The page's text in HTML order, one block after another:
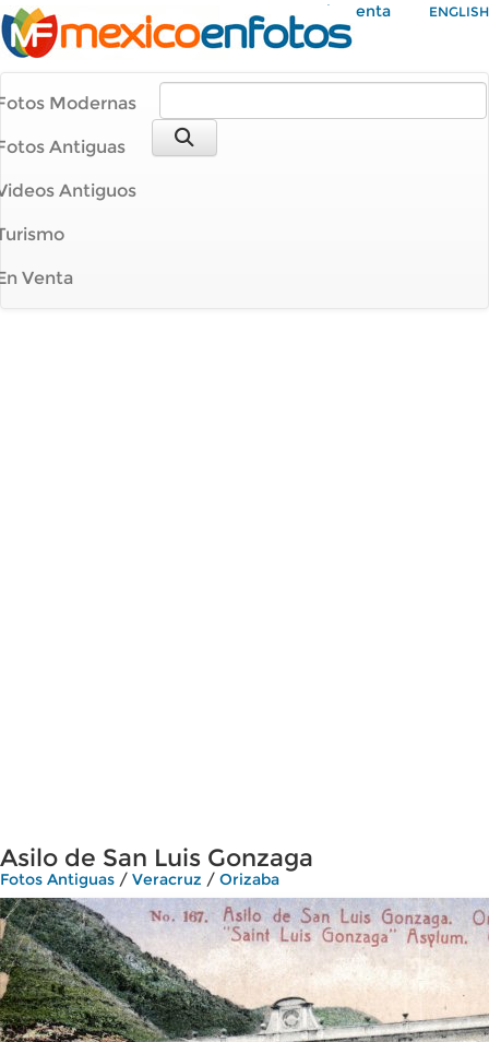
Mi Cuenta ENGLISH
Modernas
Antiguas
Antiguos
Venta
Asilo de San Luis Gonzaga
Fotos Antiguas / Veracruz / Orizaba